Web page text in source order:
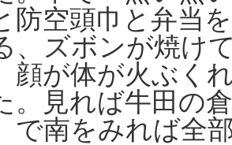
防空頭巾と弁当
、ズボンが焼け
顔が体が火ぶく
。見れば牛田の
で南をみれば全